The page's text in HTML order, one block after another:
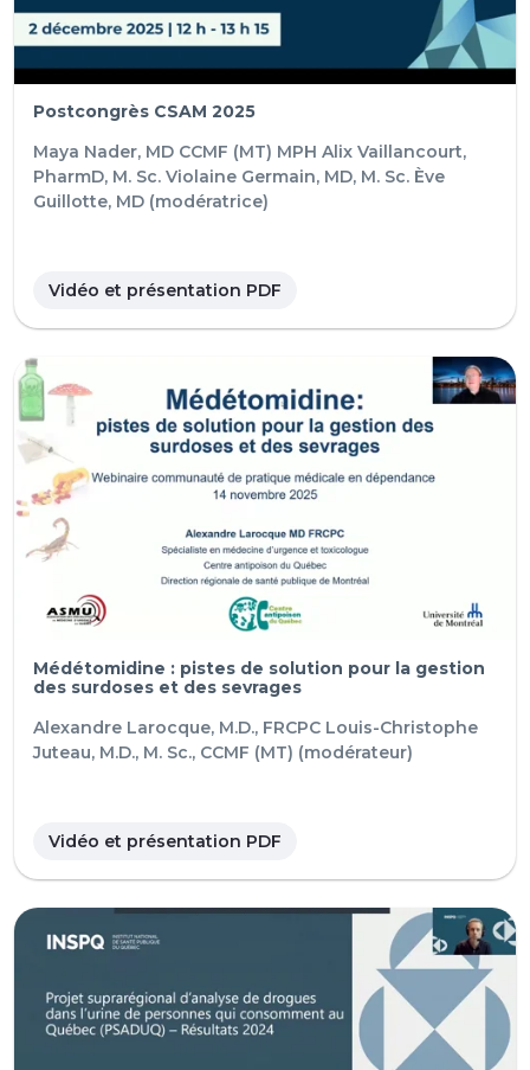
Postcongrès CSAM 2025
Maya Nader, MD CCMF (MT) MPH Alix Vaillancourt,
PharmD, M. Sc. Violaine Germain, MD, M. Sc. Ève
Guillotte, MD (modératrice)
Vidéo et présentation PDF
Médétomidine : pistes de solution pour la gestion
des surdoses et des sevrages
Alexandre Larocque, M.D., FRCPC Louis-Christophe
Juteau, M.D., M. Sc., CCMF (MT) (modérateur)
Vidéo et présentation PDF